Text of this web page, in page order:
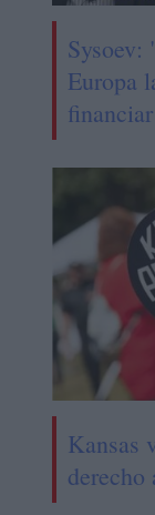
Sysoev:
Europa
Kansas